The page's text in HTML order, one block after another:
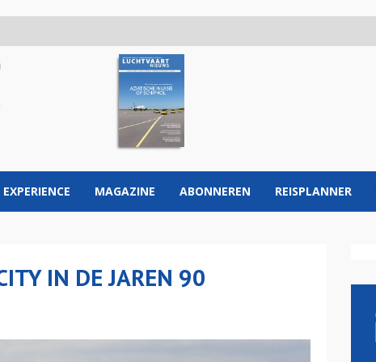
EXPERIENCE MAGAZINE ABONNEREN REISPLANNER
IN DE JAREN 90